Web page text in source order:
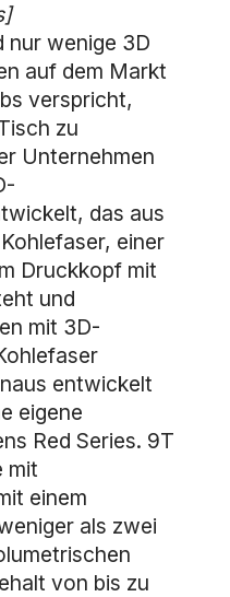
wenige 3D
auf dem Markt
verspricht,
zu
Unternehmen
das aus
einer
Druckkopf mit
und
mit 3D-
entwickelt
eigene
Red Series. 9T
mit
einem
als zwei
von bis zu